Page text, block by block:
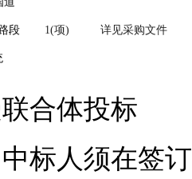
段 1(项) 详见采购文件
合体投标
标人须在签